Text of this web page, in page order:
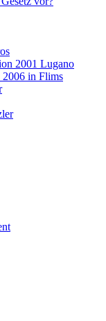
2001 Lugano
2006 in Flims